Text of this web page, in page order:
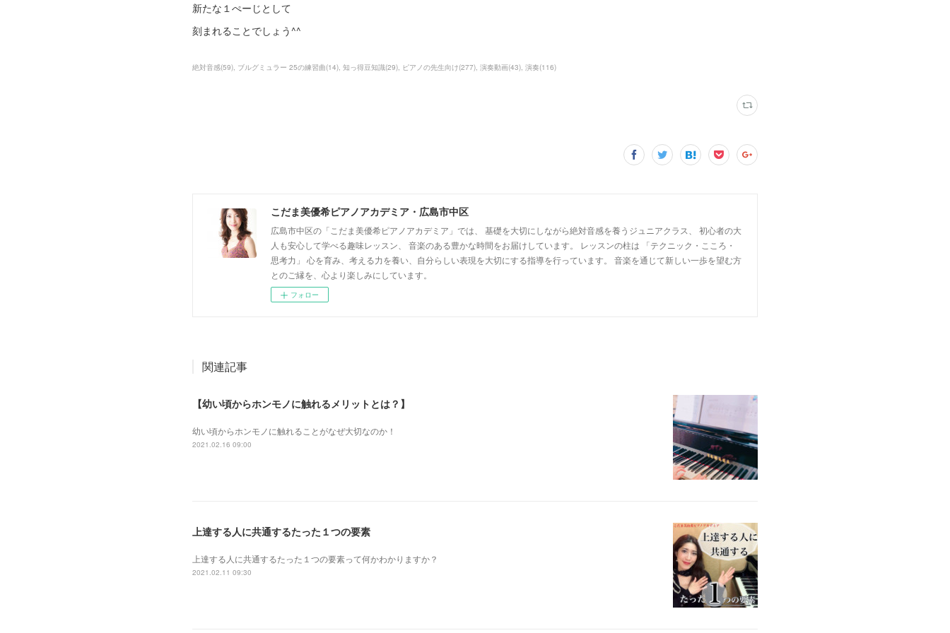
新たな１ぺーじとして
刻まれることでしょう^^
絶対音感(59) ブルグミュラー 25の練習曲(14) 知っ得豆知識(29) ピアノの先生向け(277) 演奏動画(43) 演奏(116)
こだま美優希ピアノアカデミア・広島市中区
広島市中区の「こだま美優希ピアノアカデミア」では、 基礎を大切にしながら絶対音感を養うジュニアクラス、 初心者の大
人も安心して学べる趣味レッスン、 音楽のある豊かな時間をお届けしています。 レッスンの柱は 「テクニック・こころ・
思考力」 心を育み、考える力を養い、自分らしい表現を大切にする指導を行っています。 音楽を通じて新しい一歩を望む方
とのご縁を、心より楽しみにしています。
フォロー
関連記事
【幼い頃からホンモノに触れるメリットとは？】
幼い頃からホンモノに 触れることがなぜ大切なのか！
2021.02.16 09:00
上達する人に共通するたった１つの要素
上達する人に共通するたった１つの要素って何かわかりますか？
2021.02.11 09:30